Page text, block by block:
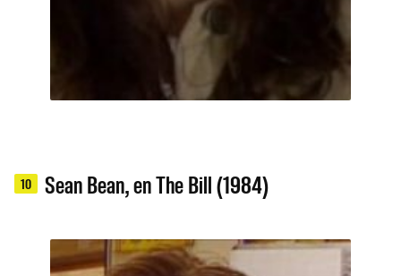
10 Sean Bean, en The Bill (1984)